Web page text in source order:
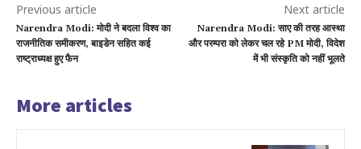
Previous article
Narendra Modi: मोदी ने बदला विश्व का
राजनीतिक समीकरण, बाइडेन सहित कई
राष्ट्राध्यक्ष हुए फैन
Next article
Narendra Modi: साए की तरह आस्था
और परम्परा को लेकर चल रहे PM मोदी, विदेश
में भी संस्कृति को नहीं भूलते
More articles